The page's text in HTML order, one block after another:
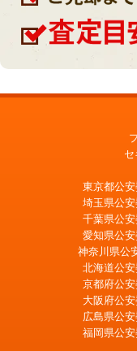
東京都公
埼玉県公
千葉県公
愛知県公
神奈川県公
北海道公
京都府公
大阪府公
広島県公
福岡県公